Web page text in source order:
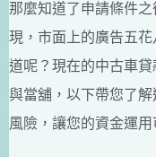
那麼知道了申請條件
現，市面上的廣告五
道呢？現在的中古車
與當舖，以下帶您了
風險，讓您的資金運用